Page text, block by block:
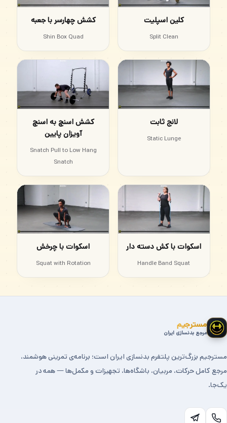
کلین اسپلیت
Split Clean
کشش چهارسر با جعبه
Shin Box Quad
لانج ثابت
Static Lunge
کشش اسنچ به اسنچ
آویزان پایین
Snatch Pull to Low Hang
Snatch
اسکوات با کش دسته دار
Handle Band Squat
اسکوات با چرخش
Squat with Rotation
مسترجیم
مرجع بدنسازی ایران
مسترجیم بزرگ‌ترین پلتفرم بدنسازی ایران است؛ برنامه‌ی تمرینی هوشمند،
مرجع کامل حرکات، مربیان، باشگاه‌ها، تجهیزات و مکمل‌ها — همه در
یک‌جا.